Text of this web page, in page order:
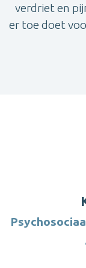
verdriet en
er toe doet